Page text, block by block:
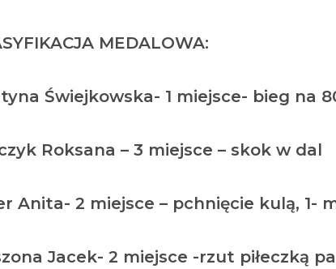
MEDALOWA:
Świejkowska- 1 miejsce- bieg na
Roksana – 3 miejsce – skok w dal
Anita- 2 miejsce – pchnięcie kulą, 1-
Jacek- 2 miejsce -rzut piłeczką